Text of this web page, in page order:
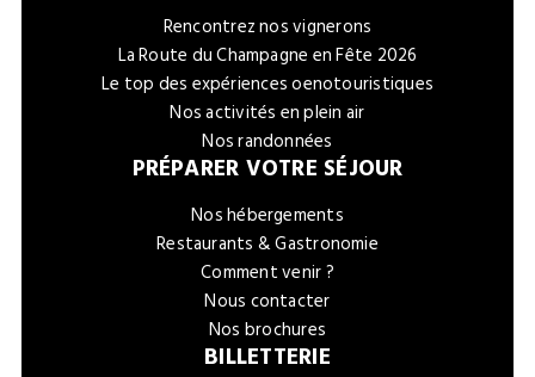
Rencontrez nos vignerons
La Route du Champagne en Fête 2026
Le top des expériences oenotouristiques
Nos activités en plein air
Nos randonnées
PRÉPARER VOTRE SÉJOUR
Nos hébergements
Restaurants & Gastronomie
Comment venir ?
Nous contacter
Nos brochures
BILLETTERIE